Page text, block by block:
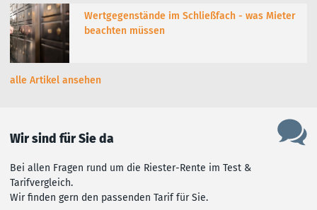
Wertgegenstände im Schließfach - was Mieter
beachten müssen
alle Artikel ansehen
Wir sind für Sie da
Bei allen Fragen rund um die Riester-Rente im Test &
Tarifvergleich.
Wir finden gern den passenden Tarif für Sie.